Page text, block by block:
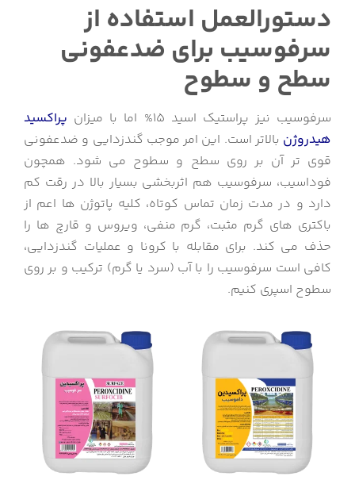
دستورالعمل استفاده از
سرفوسیب برای ضدعفونی
سطح و سطوح
سرفوسیب نیز پراستیک اسید 15% اما با میزان
پراکسید
هیدروژن بالاتر است. این امر موجب گندزدایی و ضدعفونی
قوی تر آن بر روی سطح و سطوح می شود. همچون
فوداسیب، سرفوسیب هم اثربخشی بسیار بالا در رقت کم
دارد و در مدت زمان تماس کوتاه، کلیه پاتوژن ها اعم از
باکتری های گرم مثبت، گرم منفی، ویروس و قارچ ها را
حذف می کند. برای مقابله با کرونا و عملیات گندزدایی،
کافی است سرفوسیب را با آب (سرد یا گرم) ترکیب و بر روی
سطوح اسپری کنیم.